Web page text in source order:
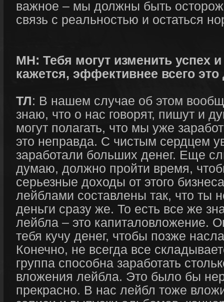
важное – мы должны быть
связь с реальностью и остаться
МН: Тебя могут изменить успех
кажется, эффективнее всего
ТЛ: В нашем случае об этом
знаю, что о нас говорят, пишут и
могут полагать, что мы уже
это неправда. С чистым сердцем
заработали больших денег. Еще
думаю, должно пройти время,
серьезные доходы от этого
лейблами составлены так, что ты
деньги сразу же. То есть все же
лейбла – это капиталовложение.
тебя кучу денег, чтобы позже
Конечно, не всегда все
группа способна заработать
вложения лейбла. Это было бы
прекрасно. В нас лейбл тоже